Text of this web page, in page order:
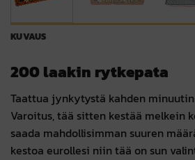
KUVAUS
200 laakin rytkepata
Taattua jynkytystä kahden
Varoitus, tää sitten kestää melkein
saada mahdollisimman suuren
kestoa eurollesi niin tää on sun